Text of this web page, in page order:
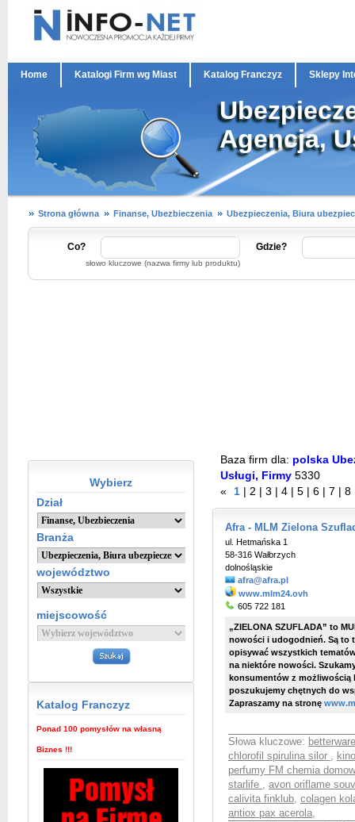
Home Katalogi Firm wg Miast Katalog Franczyz Sklepy
Agencja,
Strona główna Finanse, Ubezbieczenia Ubezpieczenia, Biura
Co?
słowo kluczowe (nazwa firmy lub produktu)
Gdzie?
Wybierz
Dział
Branża
województwo
miejscowość
Katalog Franczyz
Ponad 100 pomysłów na własną
Biznes !!!
Baza firm dla: polska
Usługi, Firmy 5330
«
1 2 3 4 5 6 7 8
Afra - MLM Zielona
ul. Hetmańska 1
58-316 Wałbrzych
dolnośląskie
afra@afra.pl
www.mlm24.ovh
605 722 181
„ZIELONA SZUFLADA” to
nowości i udogodnień. Są to
opisywać wszystkich
na niektóre nowości.
konsumentów z możliwością
poszukujemy chętnych do
Zapraszamy na stronę
Słowa kluczowe:
chlorofil spirulina silor ,
perfumy FM chemia
starlife , avon oriflame
calivita finklub, colagen
antiox pax acerola,